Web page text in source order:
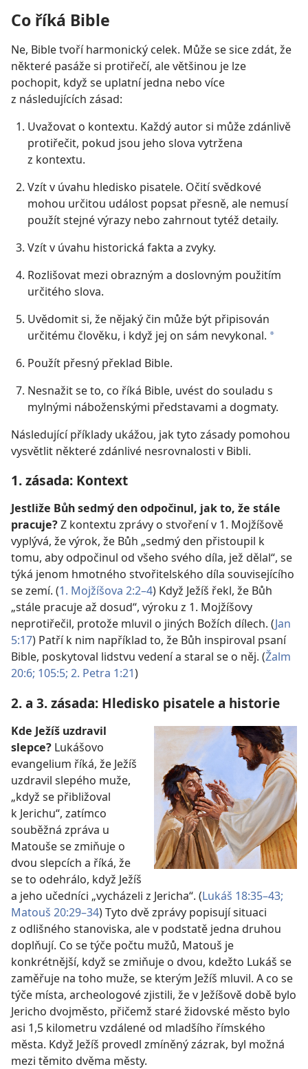
Co říká Bible
Ne, Bible tvoří harmonický celek. Může se sice zdát, že
některé pasáže si protiřečí, ale většinou je lze
pochopit, když se uplatní jedna nebo více
z následujících zásad:
Uvažovat o kontextu. Každý autor si může zdánlivě
protiřečit, pokud jsou jeho slova vytržena
z kontextu.
Vzít v úvahu hledisko pisatele. Očití svědkové
mohou určitou událost popsat přesně, ale nemusí
použít stejné výrazy nebo zahrnout tytéž detaily.
Vzít v úvahu historická fakta a zvyky.
Rozlišovat mezi obrazným a doslovným použitím
určitého slova.
Uvědomit si, že nějaký čin může být připisován
určitému člověku, i když jej on sám nevykonal. a
Použít přesný překlad Bible.
Nesnažit se to, co říká Bible, uvést do souladu s
mylnými náboženskými představami a dogmaty.
Následující příklady ukážou, jak tyto zásady pomohou
vysvětlit některé zdánlivé nesrovnalosti v Bibli.
1. zásada: Kontext
Jestliže Bůh sedmý den odpočinul, jak to, že stále
pracuje?Z kontextu zprávy o stvoření v 1. Mojžíšově
vyplývá, že výrok, že Bůh „sedmý den přistoupil k
tomu, aby odpočinul od všeho svého díla, jež dělal“, se
týká jenom hmotného stvořitelského díla souvisejícího
se zemí. (1. Mojžíšova 2:2–4) Když Ježíš řekl, že Bůh
„stále pracuje až dosud“, výroku z 1. Mojžíšovy
neprotiřečil, protože mluvil o jiných Božích dílech. (Jan
5:17) Patří k nim například to, že Bůh inspiroval psaní
Bible, poskytoval lidstvu vedení a staral se o něj. (Žalm
20:6; 105:5; 2. Petra 1:21)
2. a 3. zásada: Hledisko pisatele a historie
Kde Ježíš uzdravil
slepce? Lukášovo
evangelium říká, že Ježíš
uzdravil slepého muže,
„když se přibližoval
k Jerichu“, zatímco
souběžná zpráva u
Matouše se zmiňuje o
dvou slepcích a říká, že
se to odehrálo, když Ježíš
a jeho učedníci „vycházeli z Jericha“. (Lukáš 18:35–43;
Matouš 20:29–34) Tyto dvě zprávy popisují situaci
z odlišného stanoviska, ale v podstatě jedna druhou
doplňují. Co se týče počtu mužů, Matouš je
konkrétnější, když se zmiňuje o dvou, kdežto Lukáš se
zaměřuje na toho muže, se kterým Ježíš mluvil. A co se
týče místa, archeologové zjistili, že v Ježíšově době bylo
Jericho dvojměsto, přičemž staré židovské město bylo
asi 1,5 kilometru vzdálené od mladšího římského
města. Když Ježíš provedl zmíněný zázrak, byl možná
mezi těmito dvěma městy.